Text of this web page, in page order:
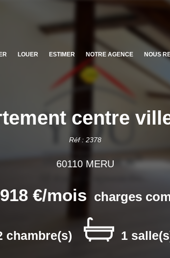
LOUER ESTIMER NOTRE AGENCE NOUS
centre
Réf : 2378
60110 MERU
€/mois charges
chambre(s) 1